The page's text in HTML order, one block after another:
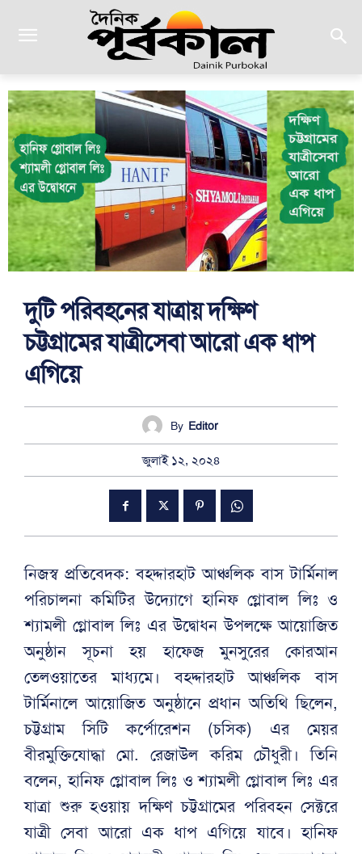
দুটি পরিবহনের যাত্রায় দক্ষিণ
চট্টগ্রামের যাত্রীসেবা আরো এক ধাপ
এগিয়ে
By Editor
জুলাই ১২, ২০২৪
নিজস্ব প্রতিবেদক: বহদ্দারহাট আঞ্চলিক বাস টার্মিনাল
পরিচালনা কমিটির উদ্যোগে হানিফ গ্লোবাল লিঃ ও
শ্যামলী গ্লোবাল লিঃ এর উদ্বোধন উপলক্ষে আয়োজিত
অনুষ্ঠান সূচনা হয় হাফেজ মুনসুরের কোরআন
তেলওয়াতের মাধ্যমে। বহদ্দারহাট আঞ্চলিক বাস
টার্মিনালে আয়োজিত অনুষ্ঠানে প্রধান অতিথি ছিলেন,
চট্টগ্রাম সিটি কর্পোরেশন (চসিক) এর মেয়র
বীরমুক্তিযোদ্ধা মো. রেজাউল করিম চৌধুরী। তিনি
বলেন, হানিফ গ্লোবাল লিঃ ও শ্যামলী গ্লোবাল লিঃ এর
যাত্রা শুরু হওয়ায় দক্ষিণ চট্টগ্রামের পরিবহন সেক্টরে
যাত্রী সেবা আরো এক ধাপ এগিয়ে যাবে। হানিফ